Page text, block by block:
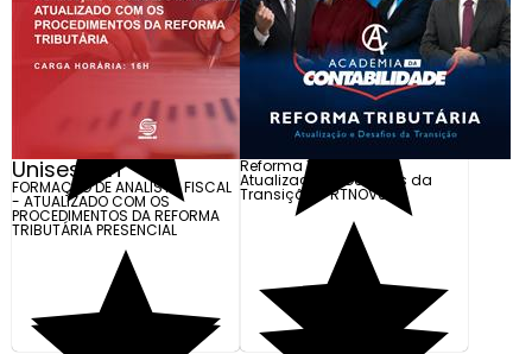
Unisescon
FORMAÇÃO DE ANALISTA FISCAL
- ATUALIZADO COM OS
PROCEDIMENTOS DA REFORMA
TRIBUTÁRIA PRESENCIAL
Reforma Tributária -
Atualização e Desafios da
Transição - RTNOV01